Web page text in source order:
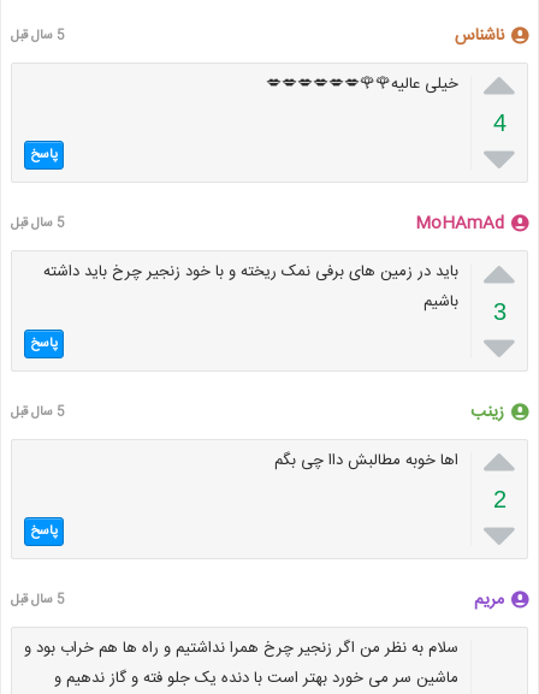
ناشناس 5 سال قبل

4

خیلی عالیه🌹🌹💋💋💋💋💋💋
پاسخ
MoHAmAd 5 سال قبل

3

باید در زمین های برفی نمک ریخته و با خود زنجیر چرخ باید داشته
باشیم
پاسخ
زینب 5 سال قبل

2

اها خوبه مطالبش داا چی بگم
پاسخ
مریم 5 سال قبل
سلام به نظر من اگر زنجیر چرخ همرا نداشتیم و راه ها هم خراب بود و
ماشین سر می خورد بهتر است با دنده یک جلو فته و گاز ندهیم و